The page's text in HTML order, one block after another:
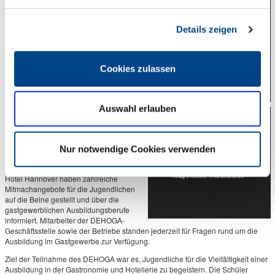
Details zeigen
Cookies zulassen
Auswahl erlauben
Nur notwendige Cookies verwenden
Unternehmen Jugendliche für ihre
angesichts des sich aus demografischen
Fachkräftemangels. Aus diesem Grund
hat der DEHOGA Region Hannover e.V.
die Chance ergriffen, sich ebenfalls mit
seinen Mitgliedsbetrieben auf der
Veranstaltung im Neuen Rathaus in
Hannover zu präsentieren. Das
Parkhotel Bilm im Glück, das Restaurant
„Der Gartensaal“, das MARITIM Hotel
Hannover Airport, die Accor-Gruppe,
Marché International und das Courtyard
Hotel Hannover haben zahlreiche
Mitmachangebote für die Jugendlichen
auf die Beine gestellt und über die
gastgewerblichen Ausbildungsberufe
informiert. Mitarbeiter der DEHOGA-
Geschäftsstelle sowie der Betriebe standen jederzeit für Fragen rund um die
Ausbildung im Gastgewerbe zur Verfügung.
Ziel der Teilnahme des DEHOGA war es, Jugendliche für die Vielfältigkeit einer
Ausbildung in der Gastronomie und Hotellerie zu begeistern. Die Schüler